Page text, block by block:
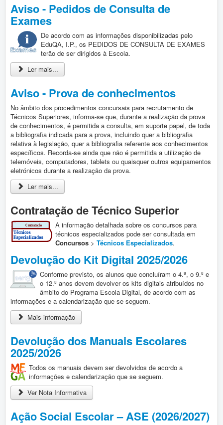
Aviso - Pedidos de Consulta de
Exames
De acordo com as informações disponibilizadas pelo
EduQA, I.P., os PEDIDOS DE CONSULTA DE EXAMES
terão de ser dirigidos à Escola.
Ler mais...
Aviso - Prova de conhecimentos
No âmbito dos procedimentos concursais para recrutamento de
Técnicos Superiores, informa-se que, durante a realização da prova
de conhecimentos, é permitida a consulta, em suporte papel, de toda
a bibliografia indicada para a prova, incluindo quer a bibliografia
relativa à legislação, quer a bibliografia referente aos conhecimentos
específicos. Recorda-se ainda que não é permitida a utilização de
telemóveis, computadores, tablets ou quaisquer outros equipamentos
eletrónicos durante a realização da prova.
Ler mais...
Contratação de Técnico Superior
A informação detalhada sobre os concursos para
técnicos especializados pode ser consultada em
Concursos > Técnicos Especializados.
Devolução do Kit Digital 2025/2026
Conforme previsto, os alunos que concluíram o 4.º, o 9.º e
o 12.º anos devem devolver os kits digitais atribuídos no
âmbito do Programa Escola Digital, de acordo com as
informações e a calendarização que se seguem.
Mais informação
Devolução dos Manuais Escolares
2025/2026
Todos os manuais devem ser devolvidos de acordo a
informações e calendarização que se seguem.
Ver Nota Informativa
Ação Social Escolar – ASE (2026/2027)